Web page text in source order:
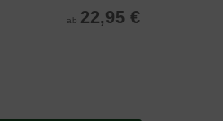
ab 22,95 €